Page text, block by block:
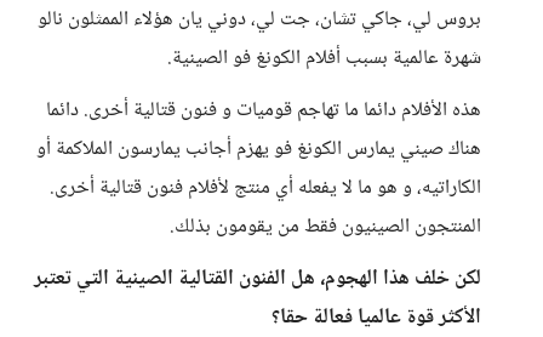
بروس لي، جاكي تشان، جت لي، دوني يان هؤلاء الممثلون نالو
شهرة عالمية بسبب أفلام الكونغ فو الصينية.
هذه الأفلام دائما ما تهاجم قوميات و فنون قتالية أخرى. دائما
هناك صيني يمارس الكونغ فو يهزم أجانب يمارسون الملاكمة أو
الكاراتيه، و هو ما لا يفعله أي منتج لأفلام فنون قتالية أخرى.
المنتجون الصينيون فقط من يقومون بذلك.
لكن خلف هذا الهجوم، هل الفنون القتالية الصينية التي تعتبر
الأكثر قوة عالميا فعالة حقا؟